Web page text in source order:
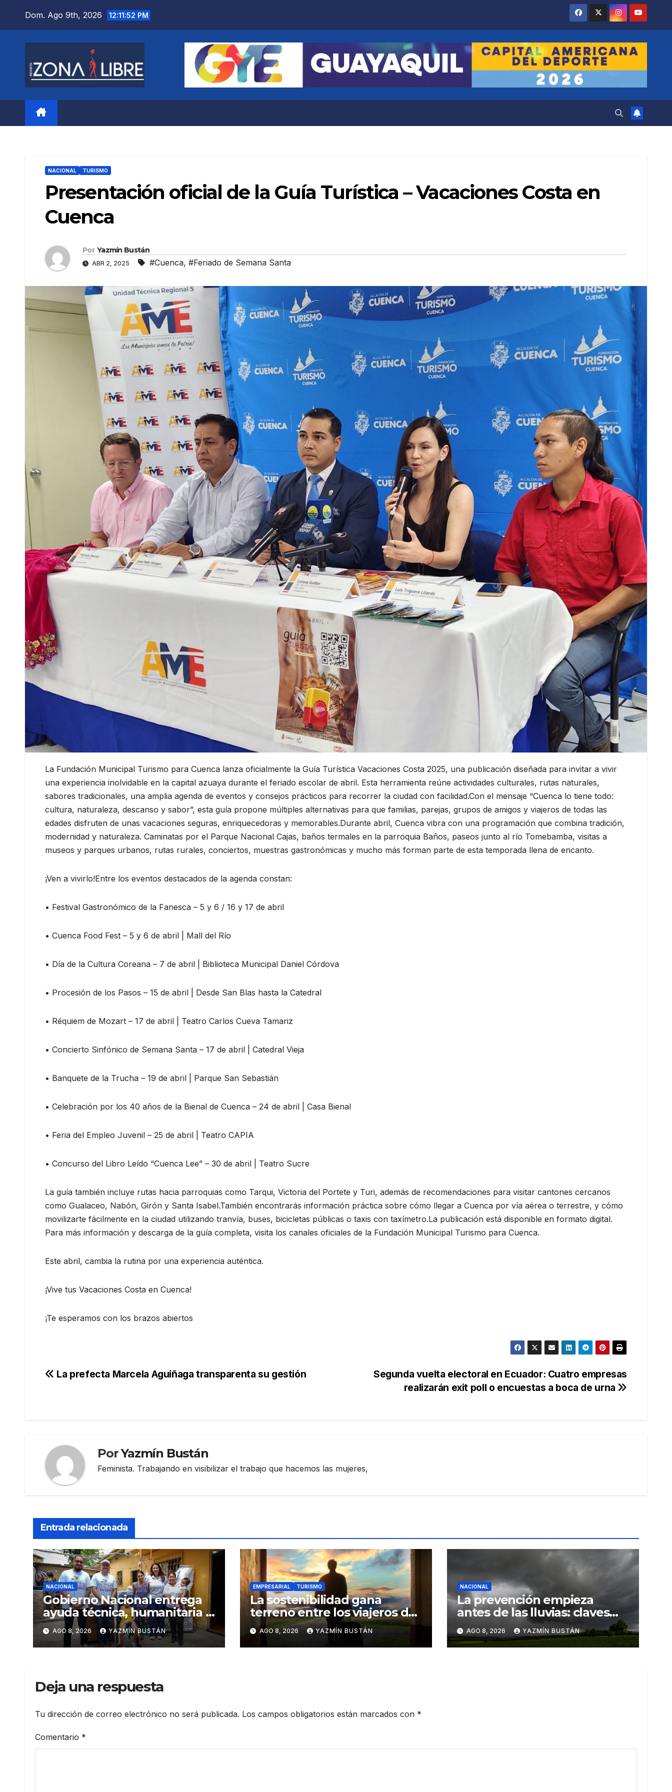
Dom. Ago 9th, 2026 12:11:54 PM
NACIONAL TURISMO
Presentación oficial de la Guía Turística – Vacaciones Costa en
Cuenca
Por Yazmín Bustán
ABR 2, 2025 #Cuenca, #Feriado de Semana Santa
La Fundación Municipal Turismo para Cuenca lanza oficialmente la Guía Turística Vacaciones Costa 2025, una publicación diseñada para invitar a vivir
una experiencia inolvidable en la capital azuaya durante el feriado escolar de abril. Esta herramienta reúne actividades culturales, rutas naturales,
sabores tradicionales, una amplia agenda de eventos y consejos prácticos para recorrer la ciudad con facilidad.Con el mensaje “Cuenca lo tiene todo:
cultura, naturaleza, descanso y sabor”, esta guía propone múltiples alternativas para que familias, parejas, grupos de amigos y viajeros de todas las
edades disfruten de unas vacaciones seguras, enriquecedoras y memorables.Durante abril, Cuenca vibra con una programación que combina tradición,
modernidad y naturaleza. Caminatas por el Parque Nacional Cajas, baños termales en la parroquia Baños, paseos junto al río Tomebamba, visitas a
museos y parques urbanos, rutas rurales, conciertos, muestras gastronómicas y mucho más forman parte de esta temporada llena de encanto.
¡Ven a vivirlo!Entre los eventos destacados de la agenda constan:
• Festival Gastronómico de la Fanesca – 5 y 6 / 16 y 17 de abril
• Cuenca Food Fest – 5 y 6 de abril | Mall del Río
• Día de la Cultura Coreana – 7 de abril | Biblioteca Municipal Daniel Córdova
• Procesión de los Pasos – 15 de abril | Desde San Blas hasta la Catedral
• Réquiem de Mozart – 17 de abril | Teatro Carlos Cueva Tamariz
• Concierto Sinfónico de Semana Santa – 17 de abril | Catedral Vieja
• Banquete de la Trucha – 19 de abril | Parque San Sebastián
• Celebración por los 40 años de la Bienal de Cuenca – 24 de abril | Casa Bienal
• Feria del Empleo Juvenil – 25 de abril | Teatro CAPIA
• Concurso del Libro Leído “Cuenca Lee” – 30 de abril | Teatro Sucre
La guía también incluye rutas hacia parroquias como Tarqui, Victoria del Portete y Turi, además de recomendaciones para visitar cantones cercanos
como Gualaceo, Nabón, Girón y Santa Isabel.También encontrarás información práctica sobre cómo llegar a Cuenca por vía aérea o terrestre, y cómo
movilizarte fácilmente en la ciudad utilizando tranvía, buses, bicicletas públicas o taxis con taxímetro.La publicación está disponible en formato digital.
Para más información y descarga de la guía completa, visita los canales oficiales de la Fundación Municipal Turismo para Cuenca.
Este abril, cambia la rutina por una experiencia auténtica.
¡Vive tus Vacaciones Costa en Cuenca!
¡Te esperamos con los brazos abiertos
Navegación
Segunda vuelta electoral en Ecuador: Cuatro empresas
realizarán exit poll o encuestas a boca de urna
La prefecta Marcela Aguiñaga transparenta su gestión
PorYazmín Bustán
Feminista. Trabajando en visibilizar el trabajo que hacemos las mujeres,
Entrada relacionada
NACIONAL
Gobierno Nacional entrega
ayuda técnica, humanitaria y
Bono Joaquín Gallegos Lara
a familia en situación de
vulnerabilidad
AGO 8, 2026 YAZMÍN BUSTÁN
EMPRESARIAL TURISMO
La sostenibilidad gana
terreno entre los viajeros de
negocios
AGO 8, 2026 YAZMÍN BUSTÁN
NACIONAL
La prevención empieza
antes de las lluvias: claves
para proteger los cultivos
frente a El Niño
AGO 8, 2026 YAZMÍN BUSTÁN
Deja una respuesta
Tu dirección de correo electrónico no será publicada. Los campos obligatorios están marcados con *
Comentario *